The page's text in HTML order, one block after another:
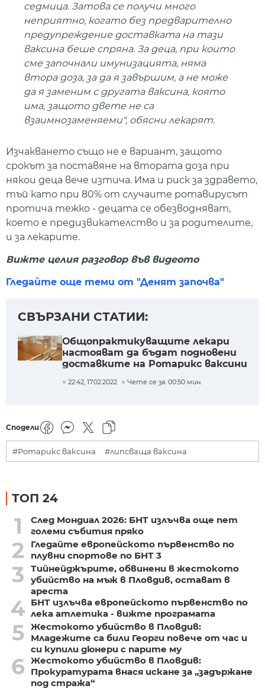
седмица. Затова се получи много
неприятно, когато без предварително
предупреждение доставката на тази
ваксина беше спряна. За деца, при които
сме започнали имунизацията, няма
втора доза, за да я завършим, а не може
да я заменим с другата ваксина, която
има, защото двете не са
взаимнозаменяеми", обясни лекарят.
Изчакването също не е вариант, защото
срокът за поставяне на втората доза при
някои деца вече изтича. Има и риск за здравето,
тъй като при 80% от случаите ротавирусът
протича тежко - децата се обезводняват,
което е предизвикателство и за родителите,
и за лекарите.
Вижте целия разговор във видеото
Гледайте още теми от "Денят започва"
СВЪРЗАНИ СТАТИИ:
Общопрактикуващите лекари
настояват да бъдат подновени
доставките на Ротарикс ваксини
22:42, 17.02.2022 Чете се за: 00:50 мин.
Сподели
#Ротарикс ваксина #липсваща ваксина
ТОП 24
1
След Мондиал 2026: БНТ излъчва още пет
големи събития пряко
2
Гледайте европейското първенство по
плувни спортове по БНТ 3
3
Тийнейджърите, обвинени в жестокото
убийство на мъж в Пловдив, остават в
ареста
4 БНТ излъчва европейското първенство по
лека атлетика - вижте програмата
5 Жестокото убийство в Пловдив:
Младежите са били Георги повече от час и
си купили дюнери с парите му
6 Жестокото убийство в Пловдив:
Прокуратурата внася искане за „задържане
под стража“